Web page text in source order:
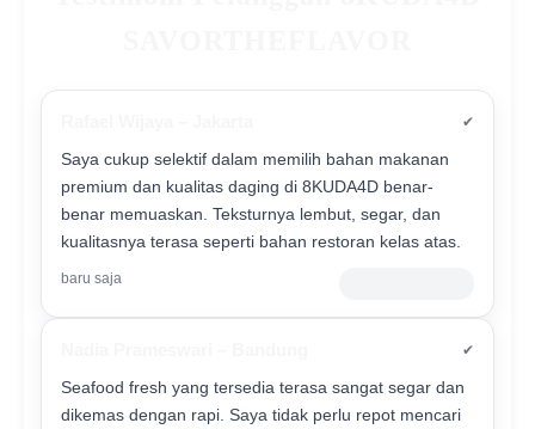
✔
Saya cukup selektif dalam memilih bahan makanan
premium dan kualitas daging di 8KUDA4D benar-
benar memuaskan. Teksturnya lembut, segar, dan
kualitasnya terasa seperti bahan restoran kelas atas.
baru saja
✔
Seafood fresh yang tersedia terasa sangat segar dan
dikemas dengan rapi. Saya tidak perlu repot mencari